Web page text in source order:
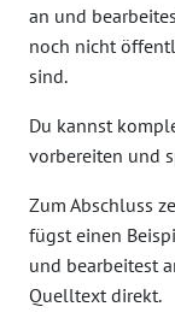
an und
noch nicht
sind.
Du kannst
vorbereiten und
Zum Abschluss
fügst einen
und bearbeitest
Quelltext direkt.